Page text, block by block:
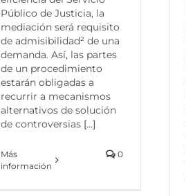
Público de Justicia, la
mediación será requisito
de admisibilidad² de una
demanda. Así, las partes
de un procedimiento
estarán obligadas a
recurrir a mecanismos
alternativos de solución
de controversias [...]
Más
información
0